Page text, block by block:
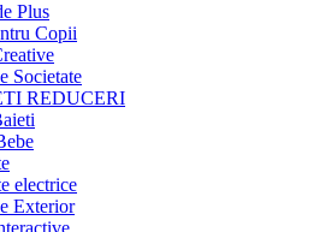
Plus
Copii
Societate
REDUCERI
electrice
Exterior